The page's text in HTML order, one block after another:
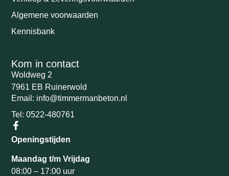
Algemene voorwaarden
Kennisbank
Kom in contact
Woldweg 2
7961 EB Ruinerwold
Email: info@timmermanbeton.nl
Tel: 0522-480761
Openingstijden
Maandag t/m Vrijdag
08:00 – 17:00 uur